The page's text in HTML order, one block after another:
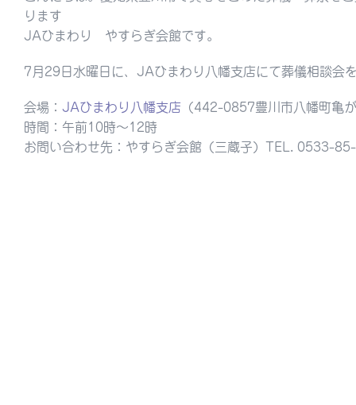
ります
JAひまわり やすらぎ会館です。
7月29日水曜日に、JAひまわり八幡支店にて葬儀相談会
会場： JAひまわり八幡支店 （442-0857豊川市八幡町亀
時間：午前10時～12時
お問い合わせ先：やすらぎ会館（三蔵子）TEL. 0533-